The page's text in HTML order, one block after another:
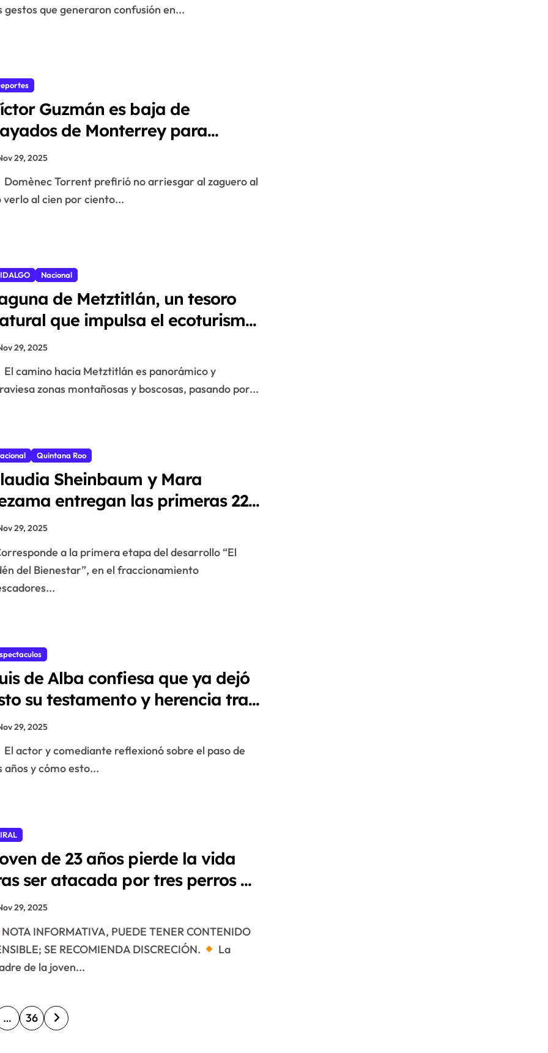
gestos que generaron confusión en...
Guzmán es baja de
de Monterrey para
a América
29, 2025
Domènec Torrent prefirió no arriesgar al zaguero al
verlo al cien por ciento...
Nacional
de Metztitlán, un tesoro
que impulsa el ecoturismo
Hidalgo
29, 2025
El camino hacia Metztitlán es panorámico y
zonas montañosas y boscosas, pasando por...
Quintana Roo
Sheinbaum y Mara
entregan las primeras 225
del programa Viviendas
el Bienestar, en Playa del
29, 2025
del Bienestar”, en el fraccionamiento
de Alba confiesa que ya dejó
su testamento y herencia tras
al borde de la muërtë
29, 2025
El actor y comediante reflexionó sobre el paso de
años y cómo esto...
de 23 años pierde la vida
ser atacada por tres perros a
que cuidaba
29, 2025
NOTA INFORMATIVA, PUEDE TENER CONTENIDO
SE RECOMIENDA DISCRECIÓN.
La
de la joven...
… 36